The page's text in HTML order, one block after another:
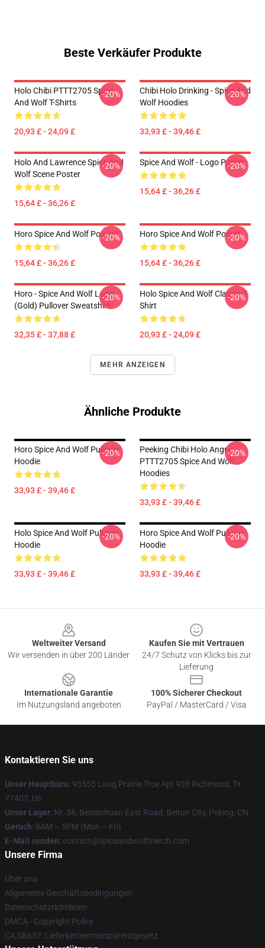
Beste Verkäufer Produkte
Holo Chibi PTTT2705 Spice
And Wolf T-Shirts
20,93 £ - 24,09 £
-20%
Chibi Holo Drinking - Spice And
Wolf Hoodies
33,93 £ - 39,46 £
-20%
Holo And Lawrence Spice And
Wolf Scene Poster
15,64 £ - 36,26 £
-20% Spice And Wolf - Logo Poster
15,64 £ - 36,26 £
-20%
Horo Spice And Wolf Poster
15,64 £ - 36,26 £
-20% Horo Spice And Wolf Poster
15,64 £ - 36,26 £
-20%
Horo - Spice And Wolf Logo
(Gold) Pullover Sweatshirt
32,35 £ - 37,88 £
-20%
Holo Spice And Wolf Classic T-
Shirt
20,93 £ - 24,09 £
-20%
MEHR ANZEIGEN
Ähnliche Produkte
Horo Spice And Wolf Pullover
Hoodie
33,93 £ - 39,46 £
-20%
Peeking Chibi Holo Angry
PTTT2705 Spice And Wolf
Hoodies
33,93 £ - 39,46 £
-20%
Holo Spice And Wolf Pullover
Hoodie
33,93 £ - 39,46 £
-20%
Horo Spice And Wolf Pullover
Hoodie
33,93 £ - 39,46 £
-20%
Weltweiter Versand
Wir versenden in über 200 Länder
Kaufen Sie mit Vertrauen
24/7 Schutz von Klicks bis zur
Lieferung
Internationale Garantie
Im Nutzungsland angeboten
100% Sicherer Checkout
PayPal / MasterCard / Visa
Kontaktieren Sie uns
Unser Hauptbüro: 95555 Long Prairie Trce Apt 928 Richmond, Tx
77407, Us
Unser Lager: Nr. 36, Beisanhuan East Road, Beitun City, Peking, CN
Geruch: 9AM – 5PM (Mon – Fri)
E-Mail senden: contact@spiceandwolfmerch.com
Unsere Firma
Über uns
Allgemeine Geschäftsbedingungen
Datenschutzrichtlinien
DMCA - Copyright Policy
CA SB657: Lieferkettentransparenzgesetz